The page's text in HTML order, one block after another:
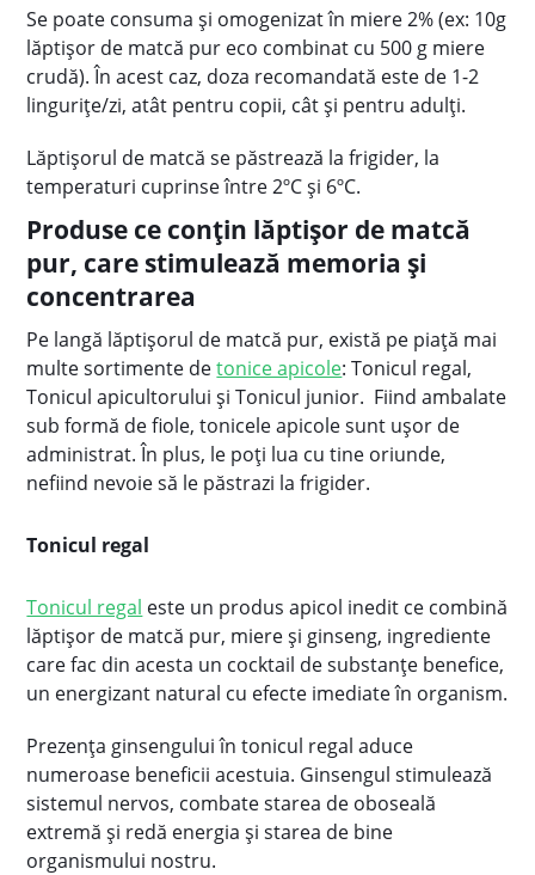
Se poate consuma şi omogenizat în miere 2% (ex: 10g
lăptișor de matcă pur eco combinat cu 500 g miere
crudă). În acest caz, doza recomandată este de 1-2
lingurițe/zi, atât pentru copii, cât şi pentru adulţi.
Lăptișorul de matcă se păstrează la frigider, la
temperaturi cuprinse între 2ºC și 6ºC.
Produse ce conţin lăptişor de matcă
pur, care stimulează memoria şi
concentrarea
Pe langă lăptişorul de matcă pur, există pe piaţă mai
multe sortimente detonice apicole: Tonicul regal,
Tonicul apicultorului şi Tonicul junior. Fiind ambalate
sub formă de fiole, tonicele apicole sunt uşor de
administrat. În plus, le poţi lua cu tine oriunde,
nefiind nevoie să le păstrazi la frigider.
Tonicul regal
Tonicul regal este un produs apicol inedit ce combină
lăptișor de matcă pur, miere și ginseng, ingrediente
care fac din acesta un cocktail de substanțe benefice,
un energizant natural cu efecte imediate în organism.
Prezența ginsengului în tonicul regal aduce
numeroase beneficii acestuia. Ginsengul stimulează
sistemul nervos, combate starea de oboseală
extremă şi redă energia şi starea de bine
organismului nostru.